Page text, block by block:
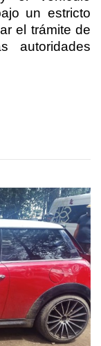
un estricto
el trámite de
autoridades